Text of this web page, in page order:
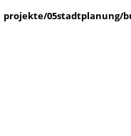
projekte/05stadtplanung/